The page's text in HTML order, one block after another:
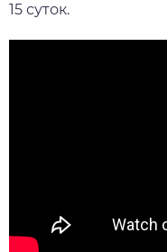
15 суток.